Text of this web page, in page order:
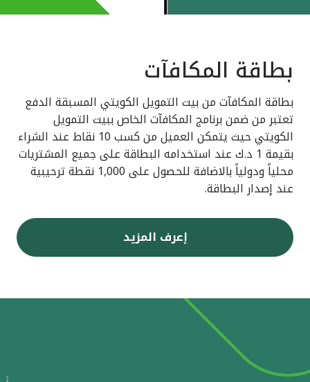
بطاقة المكافآت
بطاقة المكافآت من بيت التمويل الكويتي المسبقة الدفع
تعتبر من ضمن برنامج المكافآت الخاص ببيت التمويل
الكويتي حيث يتمكن العميل من كسب 10 نقاط عند الشراء
بقيمة 1 د.ك عند استخدامه البطاقة على جميع المشتريات
محلياً ودولياً بالاضافة للحصول على 1,000 نقطة ترحيبية
عند إصدار البطاقة.
إعرف المزيد